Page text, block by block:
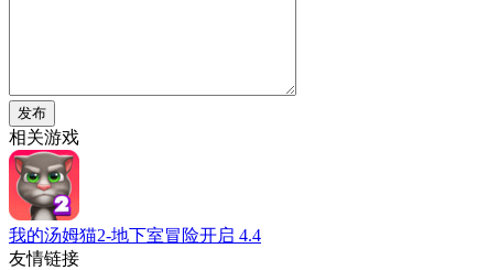
发布
相关游戏
我的汤姆猫2-地下室冒险开启 4.4
友情链接